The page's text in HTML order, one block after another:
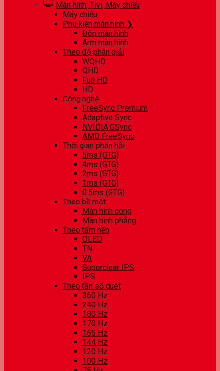
Màn hình, Tivi, Máy chiếu
Máy chiếu
Phụ kiện màn hình ❯
Đèn màn hình
Arm màn hình
Theo độ phân giải
WQHD
QHD
Full HD
HD
Công nghệ
FreeSync Premium
Adaptive Sync
NVIDIA GSync
AMD FreeSync
Thời gian phản hồi
5ms (GTG)
4ms (GTG)
2ms (GTG)
1ms (GTG)
0.5ms (GTG)
Theo bề mặt
Màn hình cong
Màn hình phẳng
Theo tấm nền
OLED
TN
VA
Superclear IPS
IPS
Theo tần số quét
360 Hz
240 Hz
180 Hz
170 Hz
165 Hz
144 Hz
120 Hz
100 Hz